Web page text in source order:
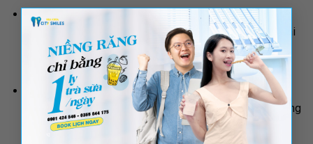
×
Sự trắng bệch hoặc màu sáng:
Hình ảnh thường cho
thấy hạch hạt có màu trắng bệch hoặc màu sáng, đôi khi
trở nên đục và không trong suốt như trạng thái bình
thường.
Dấu hiệu của viêm nhiễm:Màu trắng của hạch hạt là
dấu hiệu rõ ràng của viêm nhiễm, thường đi kèm với sưng
to và đau rát trong họng.